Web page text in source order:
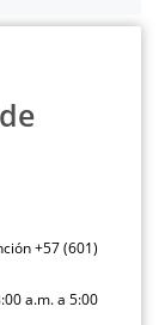
+57 (601)
a.m. a 5:00